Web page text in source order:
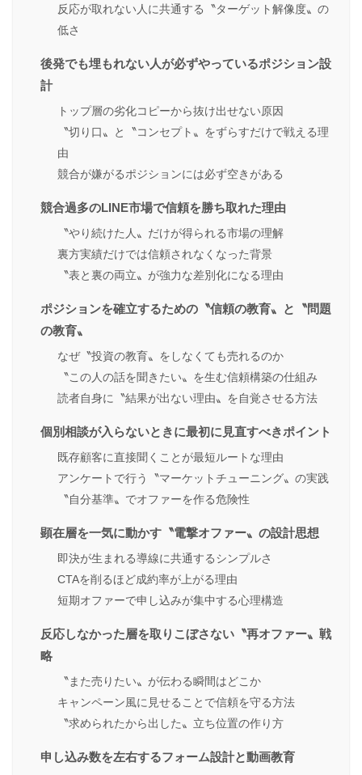
反応が取れない人に共通する〝ターゲット解像度〟の
低さ
後発でも埋もれない人が必ずやっているポジション設
計
トップ層の劣化コピーから抜け出せない原因
〝切り口〟と〝コンセプト〟をずらすだけで戦える理
由
競合が嫌がるポジションには必ず空きがある
競合過多のLINE市場で信頼を勝ち取れた理由
〝やり続けた人〟だけが得られる市場の理解
裏方実績だけでは信頼されなくなった背景
〝表と裏の両立〟が強力な差別化になる理由
ポジションを確立するための〝信頼の教育〟と〝問題
の教育〟
なぜ〝投資の教育〟をしなくても売れるのか
〝この人の話を聞きたい〟を生む信頼構築の仕組み
読者自身に〝結果が出ない理由〟を自覚させる方法
個別相談が入らないときに最初に見直すべきポイント
既存顧客に直接聞くことが最短ルートな理由
アンケートで行う〝マーケットチューニング〟の実践
〝自分基準〟でオファーを作る危険性
顕在層を一気に動かす〝電撃オファー〟の設計思想
即決が生まれる導線に共通するシンプルさ
CTAを削るほど成約率が上がる理由
短期オファーで申し込みが集中する心理構造
反応しなかった層を取りこぼさない〝再オファー〟戦
略
〝また売りたい〟が伝わる瞬間はどこか
キャンペーン風に見せることで信頼を守る方法
〝求められたから出した〟立ち位置の作り方
申し込み数を左右するフォーム設計と動画教育